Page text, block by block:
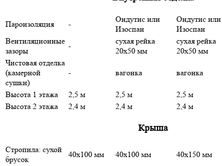
Пароизоляция -
Ондутис или
Изоспан
Ондутис или
Изоспан
Вентиляционные
зазоры
-
сухая рейка
20х50 мм
сухая рейка
20х50 мм
Чистовая отделка
(камерной
сушки)
- вагонка вагонка
Высота 1 этажа 2,5 м 2,5 м
2,5 м
Высота 2 этажа
2,4 м 2,4 м 2,4 м
Крыша
Стропила: сухой
брусок
40х100 мм 40х100 мм
40х150 мм